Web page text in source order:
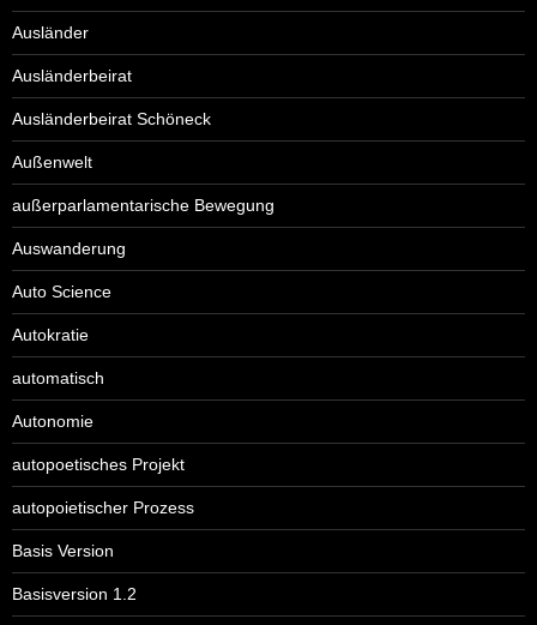
Ausländer
Ausländerbeirat
Ausländerbeirat Schöneck
Außenwelt
außerparlamentarische Bewegung
Auswanderung
Auto Science
Autokratie
automatisch
Autonomie
autopoetisches Projekt
autopoietischer Prozess
Basis Version
Basisversion 1.2